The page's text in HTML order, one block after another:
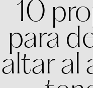
10
para
altar al